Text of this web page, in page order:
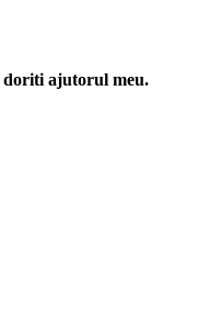
doriti ajutorul meu.